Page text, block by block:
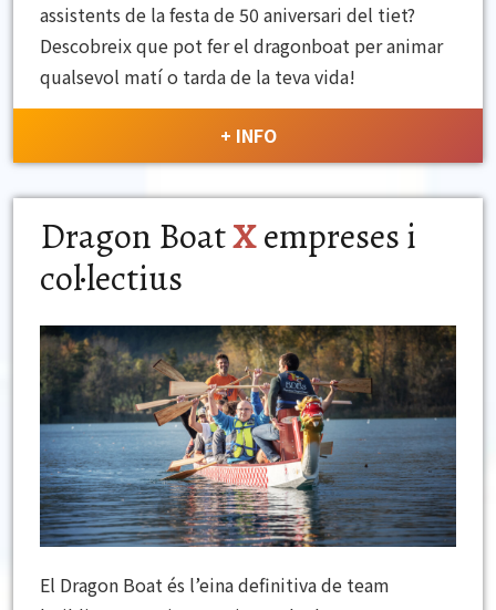
assistents de la festa de 50 aniversari del tiet?
Descobreix que pot fer el dragonboat per animar
qualsevol matí o tarda de la teva vida!
+ INFO
Dragon BoatXempreses i
col·lectius
El Dragon Boat és l’eina definitiva de team